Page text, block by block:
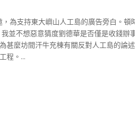
為支持東大嶼山人工島的廣告旁白。頓
並不想惡意猜度劉德華是否僅是收錢辦
甚麼坊間汗牛充棟有關反對人工島的論
程。...